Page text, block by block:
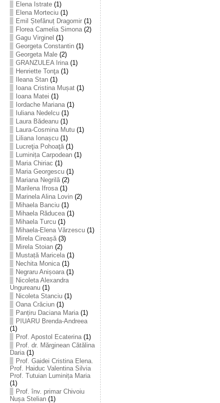
Elena Istrate(1)
Elena Morteciu(1)
Emil Ștefănuț Dragomir(1)
Florea Camelia Simona(2)
Gagu Virginel (1)
Georgeta Constantin(1)
Georgeta Male(2)
GRANZULEA Irina(1)
Henriette Tonţa(1)
Ileana Stan(1)
Ioana Cristina Mușat(1)
Ioana Matei (1)
Iordache Mariana(1)
Iuliana Nedelcu(1)
Laura Bădeanu(1)
Laura-Cosmina Mutu(1)
Liliana Ionașcu(1)
Lucreţia Pohoaţă(1)
Luminița Carpodean(1)
Maria Chiriac (1)
Maria Georgescu(1)
Mariana Negrilă(2)
Marilena Ifrosa(1)
Marinela Alina Lovin(2)
Mihaela Banciu(1)
Mihaela Răducea(1)
Mihaela Turcu(1)
Mihaela-Elena Vărzescu(1)
Mirela Cireașă(3)
Mirela Stoian(2)
Mustață Maricela(1)
Nechita Monica(1)
Negraru Anișoara(1)
Nicoleta Alexandra
Ungureanu(1)
Nicoleta Stanciu(1)
Oana Crăciun(1)
Panțiru Daciana Maria(1)
PIUARU Brenda-Andreea
(1)
Prof. Apostol Ecaterina(1)
Prof. dr. Mărginean Cătălina
Daria(1)
Prof. Gaidei Cristina Elena.
Prof. Haiduc Valentina Silvia
Prof. Tutuian Luminița Maria
(1)
Prof. înv. primar Chivoiu
Nușa Stelian(1)